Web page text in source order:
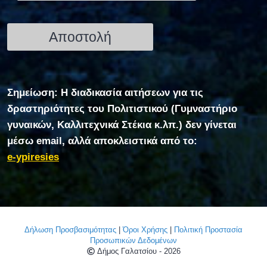
Σημείωση: Η διαδικασία αιτήσεων για τις
δραστηριότητες του Πολιτιστικού (Γυμναστήριο
γυναικών, Καλλιτεχνικά Στέκια κ.λπ.) δεν γίνεται
μέσω email, αλλά αποκλειστικά από το:
e-ypiresies
Δήλωση Προσβασιμότητας |Όροι Χρήσης
Πολιτική Προστασία
Προσωπικών Δεδομένων
Δήμος Γαλατσίου - 2026